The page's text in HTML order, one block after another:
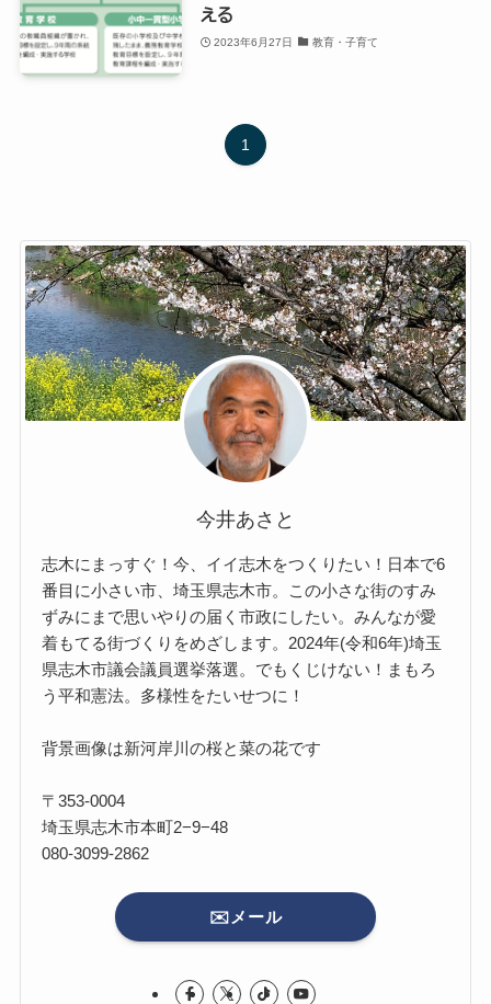
える
2023年6月27日 教育・子育て
1
今井あさと
志木にまっすぐ！今、イイ志木をつくりたい！日本で6
番目に小さい市、埼玉県志木市。この小さな街のすみ
ずみにまで思いやりの届く市政にしたい。みんなが愛
着もてる街づくりをめざします。2024年(令和6年)埼玉
県志木市議会議員選挙落選。でもくじけない！まもろ
う平和憲法。多様性をたいせつに！
背景画像は新河岸川の桜と菜の花です
〒353-0004
埼玉県志木市本町2−9−48
080-3099-2862
✉️メール